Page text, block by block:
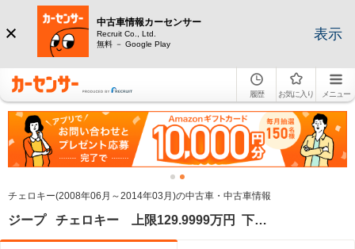
中古車情報カーセンサー
Recruit Co., Ltd.
無料 － Google Play
表示
履歴 お気に入り メニュー
チェロキー(2008年06月～2014年03月)の中古車・中古車情報
ジープ チェロキー 上限129.9999万円 下限120万円